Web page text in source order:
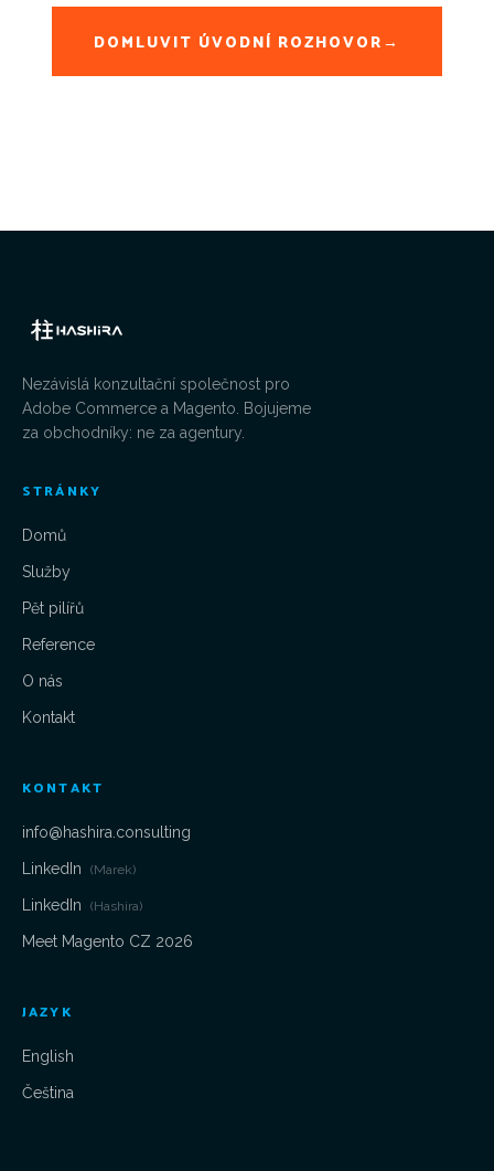
DOMLUVIT ÚVODNÍ ROZHOVOR→
Nezávislá konzultační společnost pro
Adobe Commerce a Magento. Bojujeme
za obchodníky: ne za agentury.
STRÁNKY
Domů
Služby
Pět pilířů
Reference
O nás
Kontakt
KONTAKT
info@hashira.consulting
LinkedIn (Marek)
LinkedIn (Hashira)
Meet Magento CZ 2026
JAZYK
English
Čeština